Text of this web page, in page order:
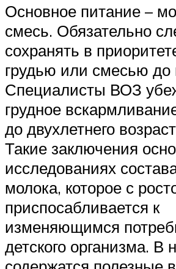
Основное питание –
смесь. Обязательно
сохранять в
грудью или смесью до
Специалисты ВОЗ
грудное
до двухлетнего
Такие заключения
исследованиях
молока, которое с
приспосабливается к
изменяющимся
детского организма. В